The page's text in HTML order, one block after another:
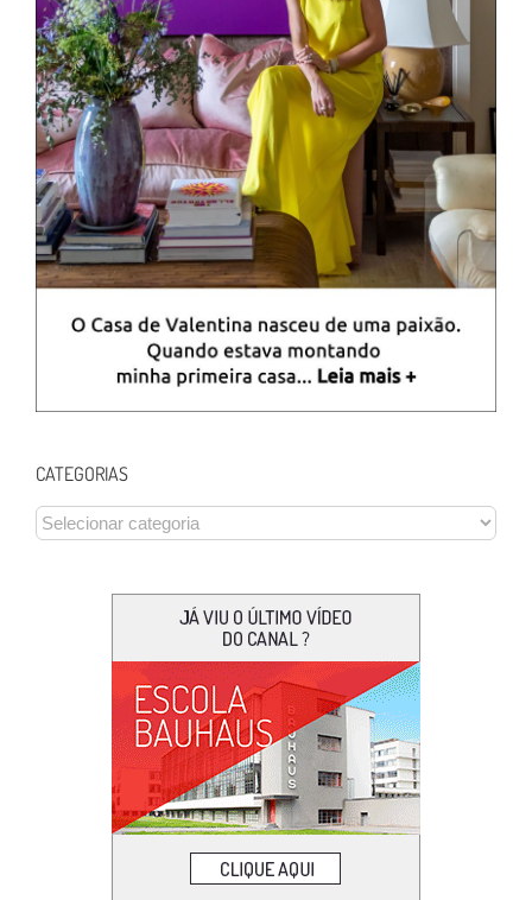
CATEGORIAS
CATEGORIAS